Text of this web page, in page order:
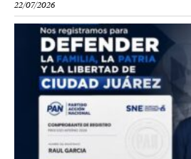
22/07/2026